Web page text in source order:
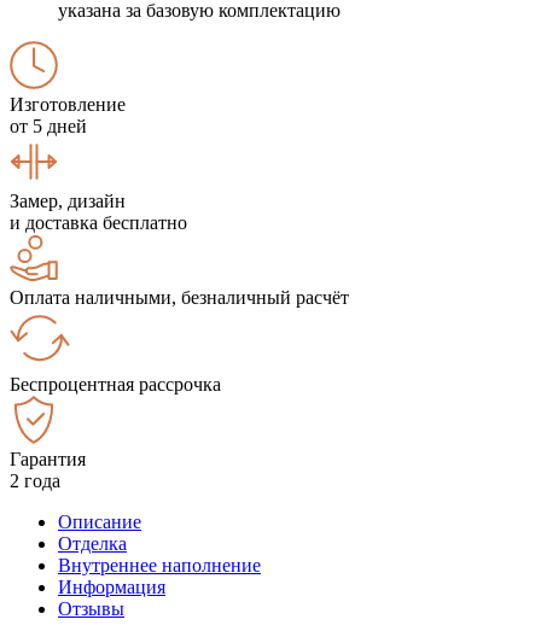
указана за базовую комплектацию
Изготовление
от 5 дней
Замер, дизайн
и доставка бесплатно
Оплата наличными, безналичный расчёт
Беспроцентная рассрочка
Гарантия
2 года
Описание
Отделка
Внутреннее наполнение
Информация
Отзывы